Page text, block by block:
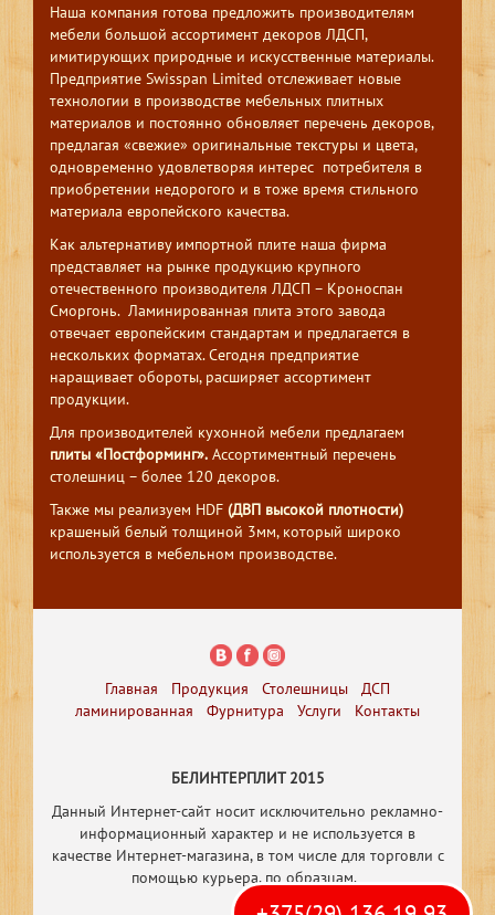
Наша компания готова предложить производителям
мебели большой ассортимент декоров ЛДСП,
имитирующих природные и искусственные материалы.
Предприятие Swisspan Limited отслеживает новые
технологии в производстве мебельных плитных
материалов и постоянно обновляет перечень декоров,
предлагая «свежие» оригинальные текстуры и цвета,
одновременно удовлетворяя интерес потребителя в
приобретении недорогого и в тоже время стильного
материала европейского качества.
Как альтернативу импортной плите наша фирма
представляет на рынке продукцию крупного
отечественного производителя ЛДСП – Кроноспан
Сморгонь. Ламинированная плита этого завода
отвечает европейским стандартам и предлагается в
нескольких форматах. Сегодня предприятие
наращивает обороты, расширяет ассортимент
продукции.
Для производителей кухонной мебели предлагаем
плиты «Постформинг». Ассортиментный перечень
столешниц – более 120 декоров.
Также мы реализуем HDF (ДВП высокой плотности)
крашеный белый толщиной 3мм, который широко
используется в мебельном производстве.
Главная Продукция Столешницы
ДСП
ламинированная
Фурнитура Услуги Контакты
БЕЛИНТЕРПЛИТ 2015
Данный Интернет-сайт носит исключительно рекламно-
информационный характер и не используется в
качестве Интернет-магазина, в том числе для торговли с
помощью курьера, по образцам.